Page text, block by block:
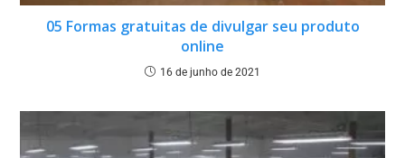
05 Formas gratuitas de divulgar seu produto
online
16 de junho de 2021